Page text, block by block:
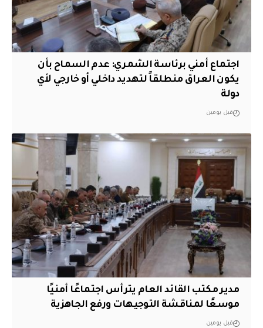
اجتماع أمني برئاسة الشمري: عدم السماح بأن
يكون العراق منطلقاً لتهديد داخلي أو خارجي لأي
دولة
قبل يومين
مدير مكتب القائد العام يترأس اجتماعًا أمنيًا
موسعًا لمناقشة التوجيهات ورفع الجاهزية
قبل يومين